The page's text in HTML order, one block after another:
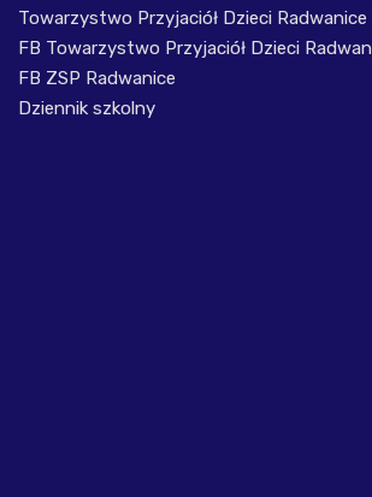
Towarzystwo Przyjaciół Dzieci Radwanice
FB Towarzystwo Przyjaciół Dzieci
FB ZSP Radwanice
Dziennik szkolny